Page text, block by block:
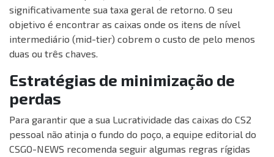
significativamente sua taxa geral de retorno. O seu
objetivo é encontrar as caixas onde os itens de nível
intermediário (mid-tier) cobrem o custo de pelo menos
duas ou três chaves.
Estratégias de minimização de
perdas
Para garantir que a sua Lucratividade das caixas do CS2
pessoal não atinja o fundo do poço, a equipe editorial do
CSGO-NEWS recomenda seguir algumas regras rígidas